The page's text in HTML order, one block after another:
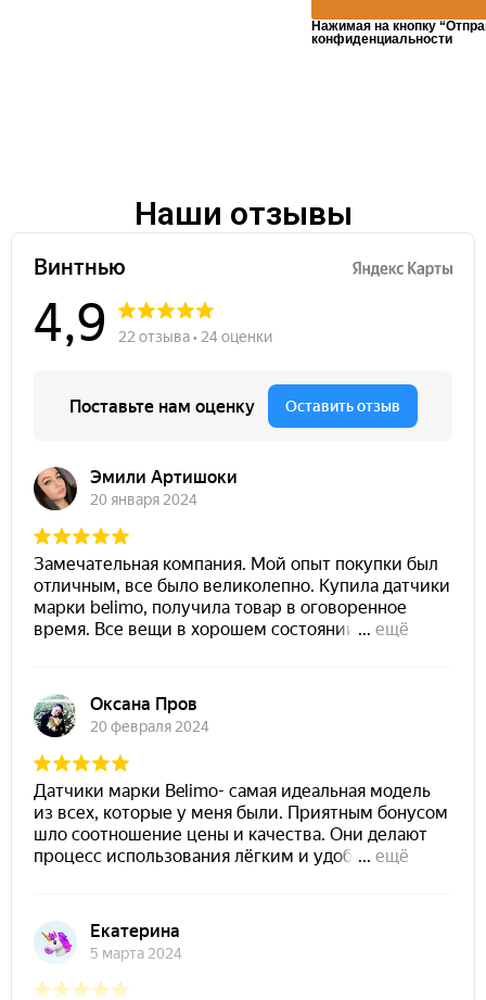
Нажимая на кнопку
конфиденциальности
Наши отзывы